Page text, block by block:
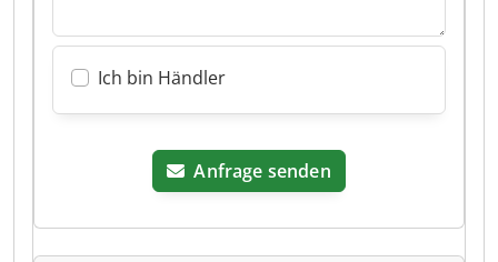
Ich bin Händler
Anfrage senden